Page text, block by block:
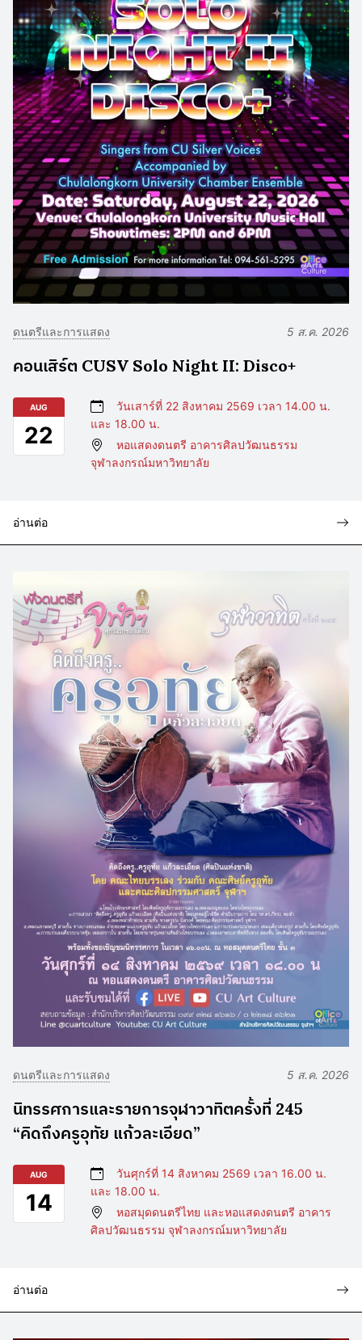
ดนตรีและการแสดง 5 ส.ค. 2026
คอนเสิร์ต CUSV Solo Night II: Disco+
AUG
22
วันเสาร์ที่ 22 สิงหาคม 2569 เวลา 14.00 น.
และ 18.00 น.
หอแสดงดนตรี อาคารศิลปวัฒนธรรม
จุฬาลงกรณ์มหาวิทยาลัย
อ่านต่อ
ดนตรีและการแสดง 5 ส.ค. 2026
นิทรรศการและรายการจุฬาวาทิตครั้งที่ 245
“คิดถึงครูอุทัย แก้วละเอียด”
AUG
14
วันศุกร์ที่ 14 สิงหาคม 2569 เวลา 16.00 น.
และ 18.00 น.
หอสมุดดนตรีไทย และหอแสดงดนตรี อาคาร
ศิลปวัฒนธรรม จุฬาลงกรณ์มหาวิทยาลัย
อ่านต่อ